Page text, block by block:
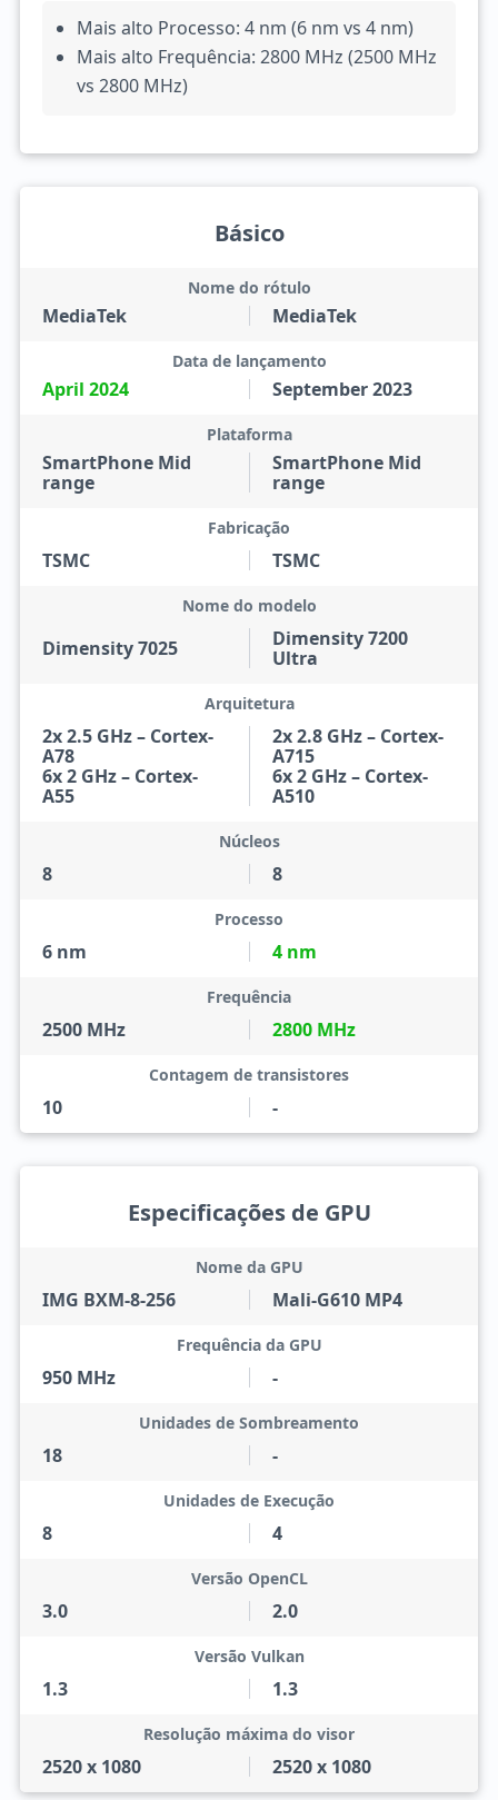
Mais alto Processo: 4 nm (6 nm vs 4 nm)
Mais alto Frequência: 2800 MHz (2500 MHz
vs 2800 MHz)
Básico
MediaTek
Nome do rótulo
MediaTek
April 2024
Data de lançamento
September 2023
SmartPhone Mid
range
Plataforma
SmartPhone Mid
range
TSMC
Fabricação
TSMC
Dimensity 7025
Nome do modelo
Dimensity 7200
Ultra
2x 2.5 GHz – Cortex-
A78
6x 2 GHz – Cortex-
A55
Arquitetura
2x 2.8 GHz – Cortex-
A715
6x 2 GHz – Cortex-
A510
8
Núcleos
8
6 nm
Processo
4 nm
2500 MHz
Frequência
2800 MHz
10
Contagem de transistores
-
Especificações de GPU
IMG BXM-8-256
Nome da GPU
Mali-G610 MP4
950 MHz
Frequência da GPU
-
18
Unidades de Sombreamento
-
8
Unidades de Execução
4
3.0
Versão OpenCL
2.0
1.3
Versão Vulkan
1.3
2520 x 1080
Resolução máxima do visor
2520 x 1080